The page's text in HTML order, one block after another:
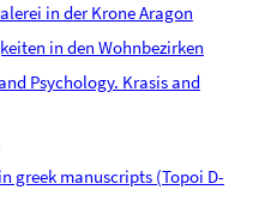
in der Krone Aragon
in den Wohnbezirken
Psychology. Krasis and
greek manuscripts (Topoi D-